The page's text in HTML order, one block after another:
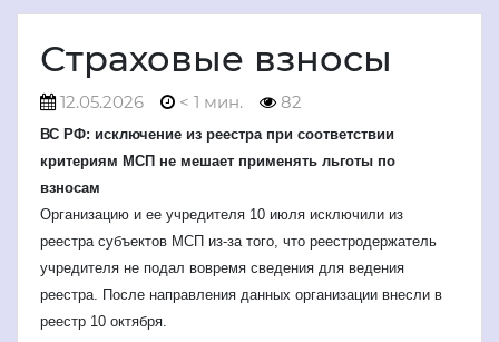
Страховые взносы
12.05.2026 < 1 мин. 82
ВС РФ: исключение из реестра при соответствии
критериям МСП не мешает применять льготы по
взносам
Организацию и ее учредителя 10 июля исключили из
реестра субъектов МСП из-за того, что реестродержатель
учредителя не подал вовремя сведения для ведения
реестра. После направления данных организации внесли в
реестр 10 октября.